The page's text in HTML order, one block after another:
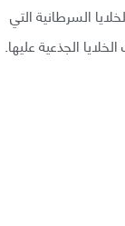
السرطانية التي
الجذعية عليها.